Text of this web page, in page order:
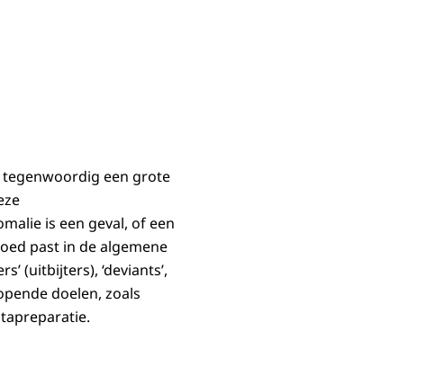
een grote
is een geval, of een
past in de algemene
(uitbijters), ‘deviants’,
doelen, zoals